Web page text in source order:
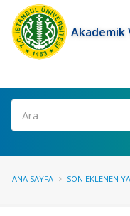
Akademik
Ara
ANA SAYFA SON EKLENEN